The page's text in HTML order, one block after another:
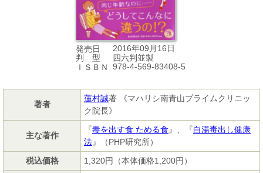
発売日
2016年09月16日
判 型
四六判並製
ＩＳＢＮ
978-4-569-83408-5
著者
蓮村誠著 《マハリシ南青山プライムクリニッ
ク院長》
主な著作
『毒を出す食 ためる食 』、『白湯毒出し健康
法』（PHP研究所）
税込価格
1,320円（本体価格1,200円）